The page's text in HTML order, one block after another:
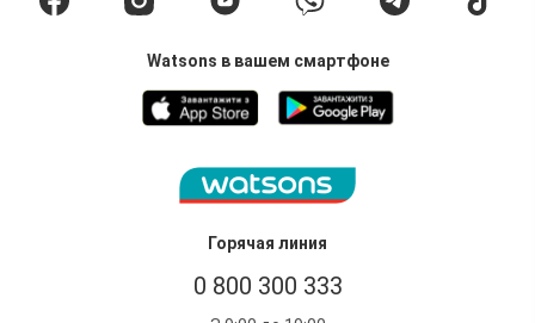
Горячая линия
0 800 300 333
Watsons в вашем смартфоне